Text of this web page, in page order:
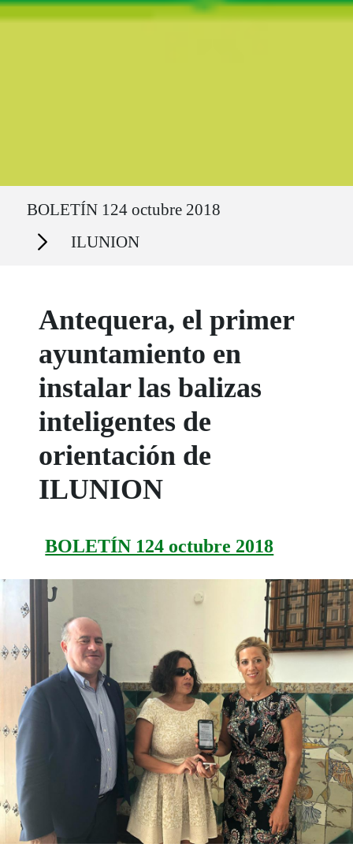
BOLETÍN 124 octubre 2018
Secciones ILUNION
Antequera, el primer
ayuntamiento en
instalar las balizas
inteligentes de
orientación de
ILUNION
BOLETÍN 124 octubre 2018